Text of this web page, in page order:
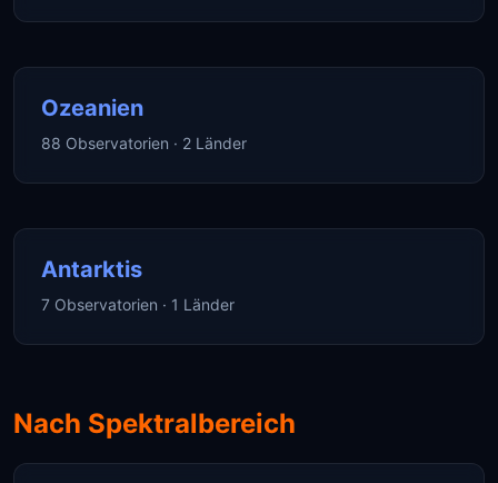
Ozeanien
88 Observatorien · 2 Länder
Antarktis
7 Observatorien · 1 Länder
Nach Spektralbereich